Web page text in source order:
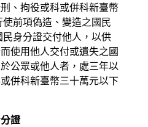
、拘役或科或併科新臺幣
前項偽造、變造之國民
身分證交付他人，以供
使用他人交付或遺失之國
公眾或他人者，處三年以
併科新臺幣三十萬元以下
證